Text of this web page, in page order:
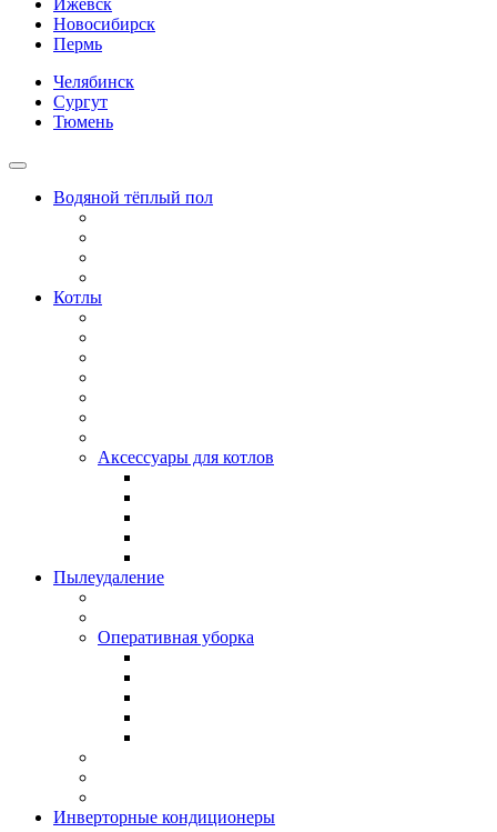
Новосибирск
Пермь
Челябинск
Сургут
Тюмень
Водяной тёплый пол
Котлы
Аксессуары для котлов
Пылеудаление
Оперативная уборка
Инверторные кондиционеры